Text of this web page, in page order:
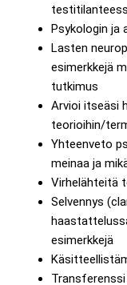
Psykologin ja
Lasten
esimerkkejä
tutkimus
Arvioi itseäsi
teorioihin/
Yhteenveto
meinaa ja
Virhelähteitä
Selvennys
esimerkkejä